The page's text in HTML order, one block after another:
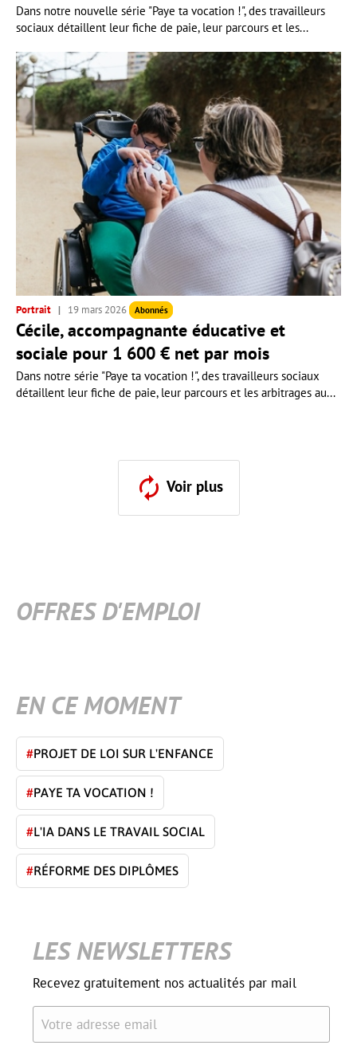
Dans notre nouvelle série "Paye ta vocation !", des travailleurs
sociaux détaillent leur fiche de paie, leur parcours et les...
Portrait 19 mars 2026 Abonnés
Cécile, accompagnante éducative et
sociale pour 1 600 € net par mois
Dans notre série "Paye ta vocation !", des travailleurs sociaux
détaillent leur fiche de paie, leur parcours et les arbitrages au...
Voir plus
OFFRES D'EMPLOI
EN CE MOMENT
#PROJET DE LOI SUR L'ENFANCE
#PAYE TA VOCATION !
#L'IA DANS LE TRAVAIL SOCIAL
#RÉFORME DES DIPLÔMES
LES NEWSLETTERS
Recevez gratuitement nos actualités par mail
Votre adresse email